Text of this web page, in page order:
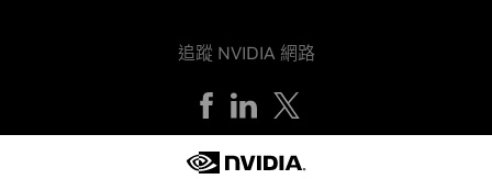
追蹤 NVIDIA 網路